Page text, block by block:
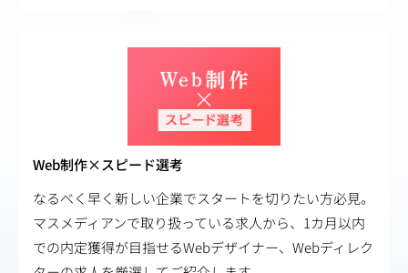
Web制作×スピード選考
なるべく早く新しい企業でスタートを切りたい方必見。
マスメディアンで取り扱っている求人から、1カ月以内
での内定獲得が目指せるWebデザイナー、Webディレク